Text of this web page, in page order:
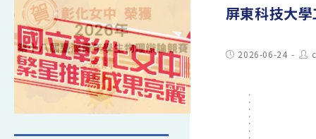
屏東科技大
Post2026-06-24